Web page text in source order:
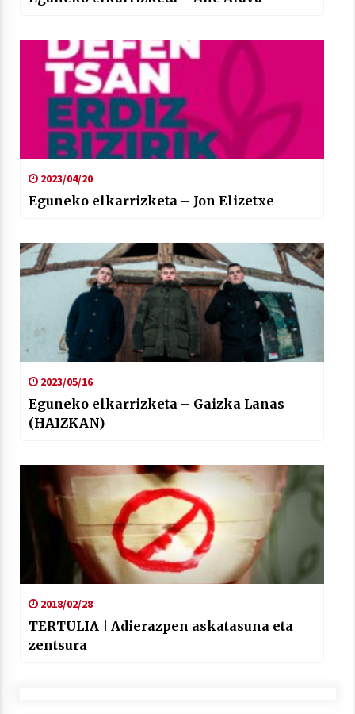
2023/04/20
Eguneko elkarrizketa – Jon Elizetxe
2023/05/16
Eguneko elkarrizketa – Gaizka Lanas
(HAIZKAN)
2018/02/28
TERTULIA | Adierazpen askatasuna eta
zentsura